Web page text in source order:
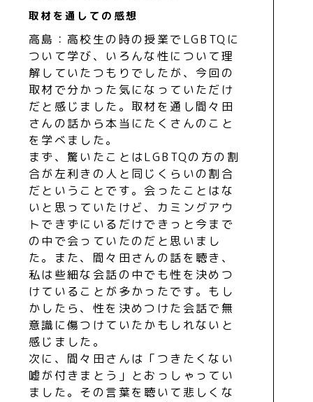
取材を通しての感想
高島：高校生の時の授業でLGBTQに
ついて学び、いろんな性について理
解していたつもりでしたが、今回の
取材で分かった気になっていただけ
だと感じました。取材を通し間々田
さんの話から本当にたくさんのこと
を学べました。
まず、驚いたことはLGBTQの方の割
合が左利きの人と同じくらいの割合
だということです。会ったことはな
いと思っていたけど、カミングアウ
トできずにいるだけできっと今まで
の中で会っていたのだと思いまし
た。また、間々田さんの話を聴き、
私は些細な会話の中でも性を決めつ
けていることが多かったです。もし
かしたら、性を決めつけた会話で無
意識に傷つけていたかもしれないと
感じました。
次に、間々田さんは「つきたくない
嘘が付きまとう」とおっしゃってい
ました。その言葉を聴いて悲しくな